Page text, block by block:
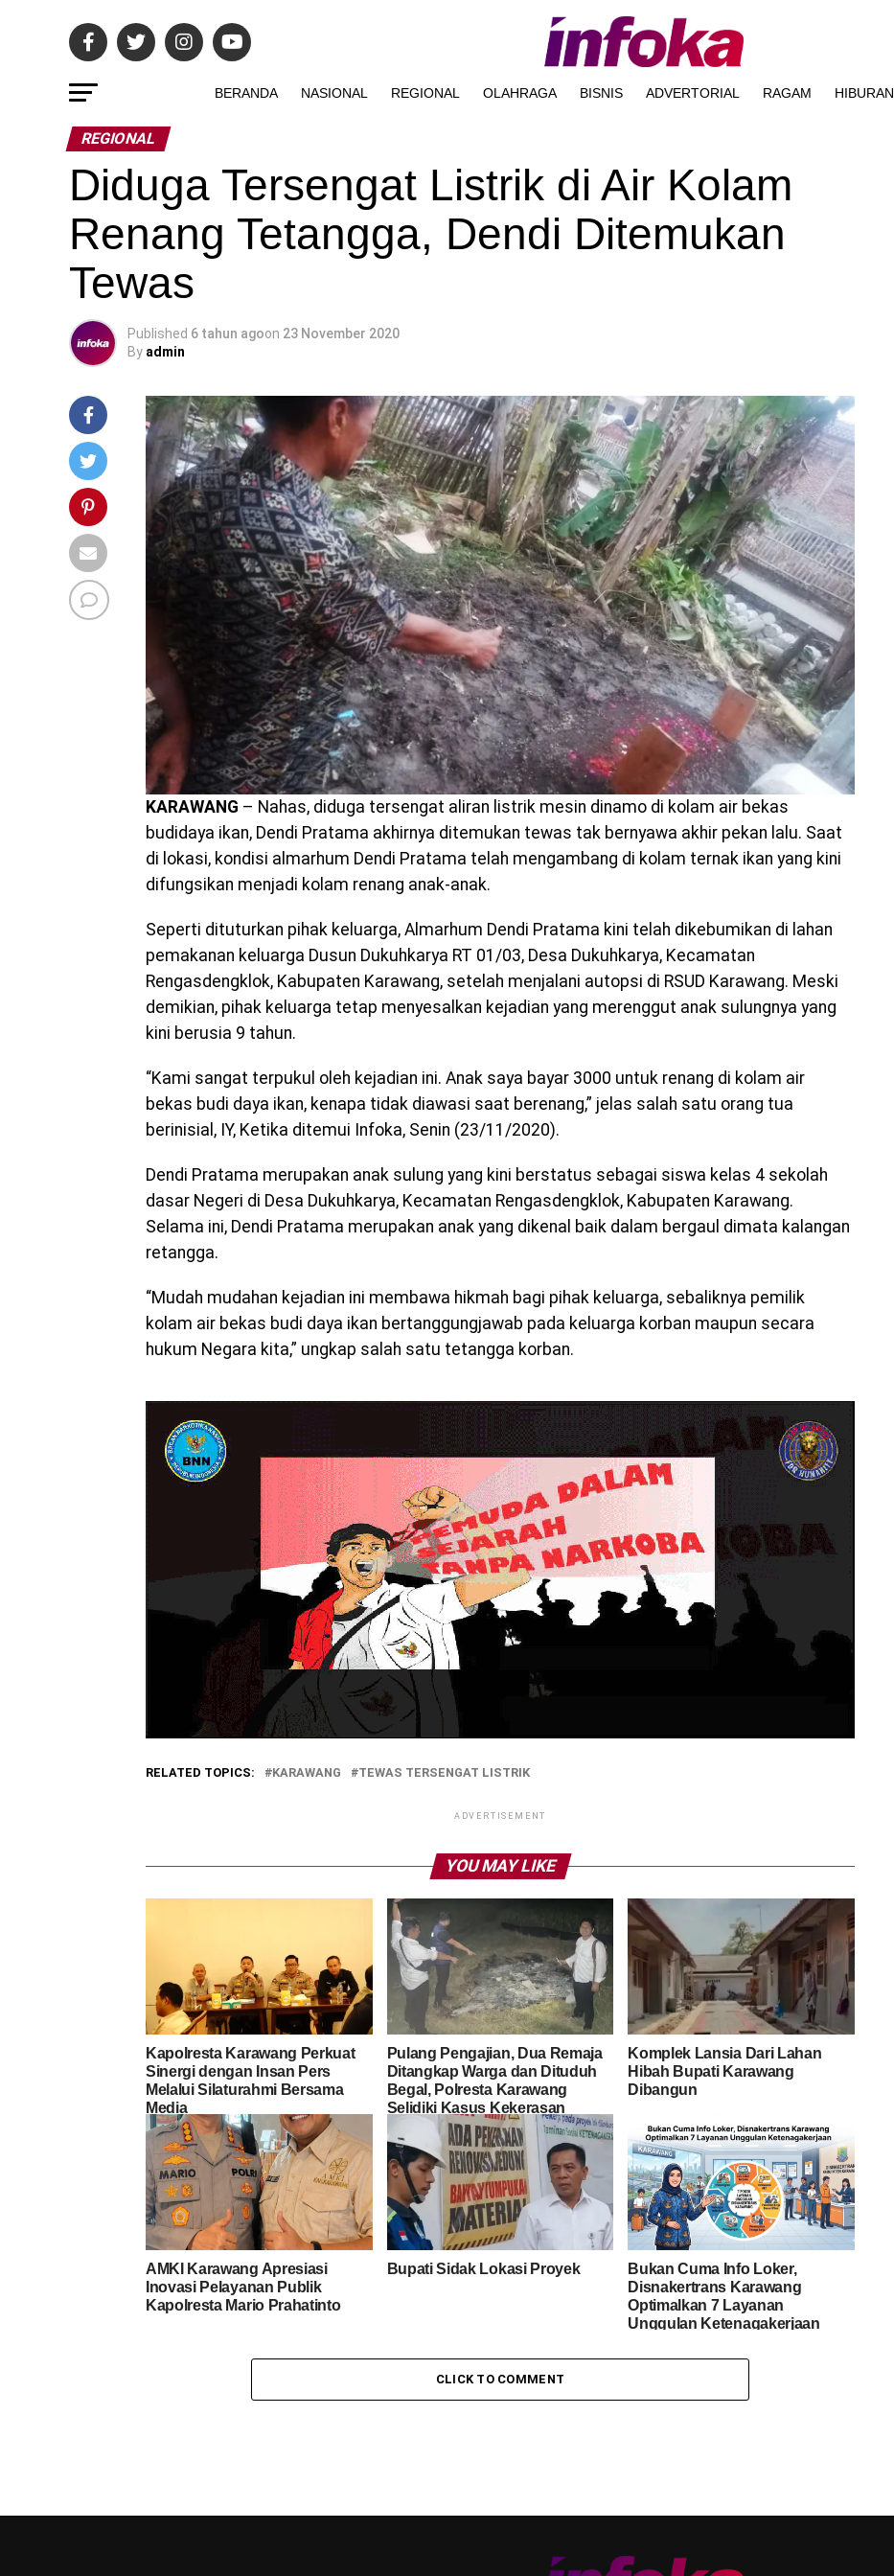
BERANDA NASIONAL REGIONAL OLAHRAGA BISNIS ADVERTORIAL RAGAM HIBURAN
REGIONAL
Diduga Tersengat Listrik di Air Kolam
Renang Tetangga, Dendi Ditemukan
Tewas
Published 6 tahun agoon 23 November 2020
By admin
KARAWANG – Nahas, diduga tersengat aliran listrik mesin dinamo di kolam air bekas
budidaya ikan, Dendi Pratama akhirnya ditemukan tewas tak bernyawa akhir pekan lalu. Saat
di lokasi, kondisi almarhum Dendi Pratama telah mengambang di kolam ternak ikan yang kini
difungsikan menjadi kolam renang anak-anak.
Seperti dituturkan pihak keluarga, Almarhum Dendi Pratama kini telah dikebumikan di lahan
pemakanan keluarga Dusun Dukuhkarya RT 01/03, Desa Dukuhkarya, Kecamatan
Rengasdengklok, Kabupaten Karawang, setelah menjalani autopsi di RSUD Karawang. Meski
demikian, pihak keluarga tetap menyesalkan kejadian yang merenggut anak sulungnya yang
kini berusia 9 tahun.
“Kami sangat terpukul oleh kejadian ini. Anak saya bayar 3000 untuk renang di kolam air
bekas budi daya ikan, kenapa tidak diawasi saat berenang,” jelas salah satu orang tua
berinisial, IY, Ketika ditemui Infoka, Senin (23/11/2020).
Dendi Pratama merupakan anak sulung yang kini berstatus sebagai siswa kelas 4 sekolah
dasar Negeri di Desa Dukuhkarya, Kecamatan Rengasdengklok, Kabupaten Karawang.
Selama ini, Dendi Pratama merupakan anak yang dikenal baik dalam bergaul dimata kalangan
retangga.
“Mudah mudahan kejadian ini membawa hikmah bagi pihak keluarga, sebaliknya pemilik
kolam air bekas budi daya ikan bertanggungjawab pada keluarga korban maupun secara
hukum Negara kita,” ungkap salah satu tetangga korban.
RELATED TOPICS: KARAWANG TEWAS TERSENGAT LISTRIK
ADVERTISEMENT
YOU MAY LIKE
Kapolresta Karawang Perkuat
Sinergi dengan Insan Pers
Melalui Silaturahmi Bersama
Media
Pulang Pengajian, Dua Remaja
Ditangkap Warga dan Dituduh
Begal, Polresta Karawang
Selidiki Kasus Kekerasan
terhadap Anak
Komplek Lansia Dari Lahan
Hibah Bupati Karawang
Dibangun
AMKI Karawang Apresiasi
Inovasi Pelayanan Publik
Kapolresta Mario Prahatinto
Bupati Sidak Lokasi Proyek
Bukan Cuma Info Loker,
Disnakertrans Karawang
Optimalkan 7 Layanan
Unggulan Ketenagakerjaan
CLICK TO COMMENT